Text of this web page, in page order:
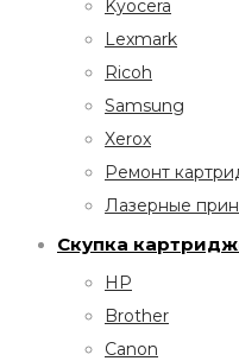
Kyocera
Lexmark
Ricoh
Samsung
Xerox
Ремонт
Лазерные
Скупка
HP
Brother
Canon